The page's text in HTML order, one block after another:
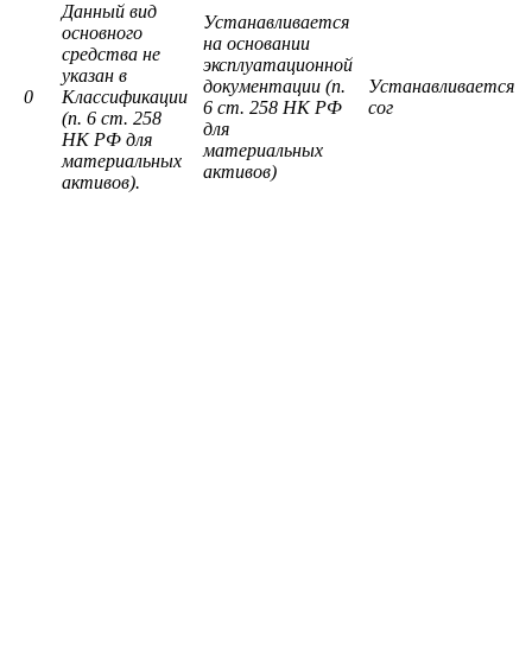
0
Данный вид
основного
средства не
указан в
Классификации
(п. 6 ст. 258
НК РФ для
материальных
активов).
Устанавливается
на основании
эксплуатационной
документации (п.
6 ст. 258 НК РФ
для
материальных
активов)
Устанавливается
сог